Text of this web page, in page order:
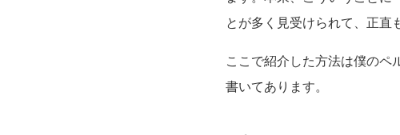
とが多く見受けられて、正直
ここで紹介した方法は僕のペ
書いてあります。